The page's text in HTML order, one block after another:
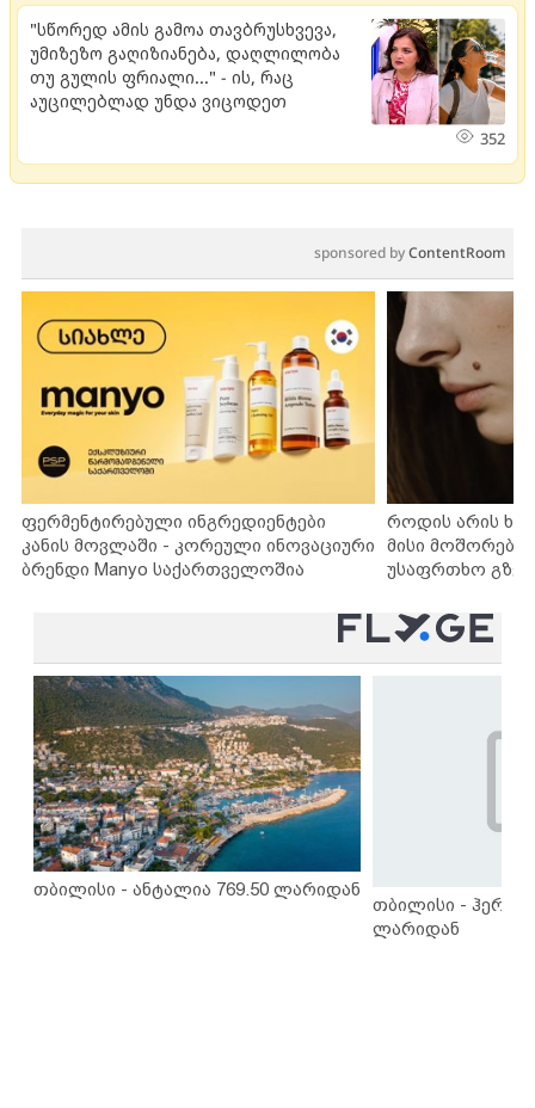
"სწორედ ამის გამოა თავბრუსხვევა,
უმიზეზო გაღიზიანება, დაღლილობა
თუ გულის ფრიალი..." - ის, რაც
აუცილებლად უნდა ვიცოდეთ
352
sponsored byContentRoom
ფერმენტირებული ინგრედიენტები
კანის მოვლაში - კორეული ინოვაციური
ბრენდი Manyo საქართველოშია
როდის არის
მისი
უსაფრთხო
თბილისი - ანტალია 769.50 ლარიდან
თბილისი -
ლარიდან